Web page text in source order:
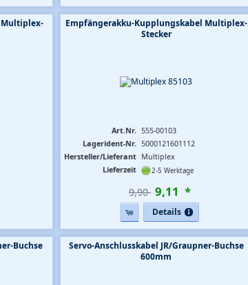
Empfängerakku-Kupplungskabel Multiplex-
Stecker
Art.Nr. 555-00103
Lagerident-Nr. 5000121601112
Hersteller/Lieferant Multiplex
Lieferzeit
2-5 Werktage
9,90  9,11 *
Details
Buchse
Servo-Anschlusskabel JR/Graupner-Buchse
600mm